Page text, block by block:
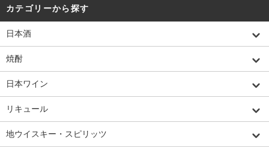
カテゴリーから探す
日本酒
焼酎
日本ワイン
リキュール
地ウイスキー・スピリッツ